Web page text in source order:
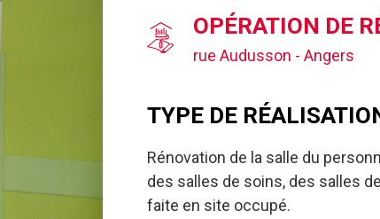
OPÉRATION DE
rue Audusson - Angers
TYPE DE
Rénovation de la salle du
des salles de soins, des salles
faite en site occupé.